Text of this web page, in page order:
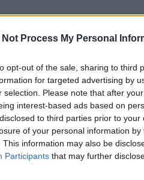
Not Process My Personal
opt-out of the sale, sharing to third
for targeted advertising by
selection. Please note that after
interest-based ads based on
to third parties prior to
of your personal information
This information may also be
Participants that may further